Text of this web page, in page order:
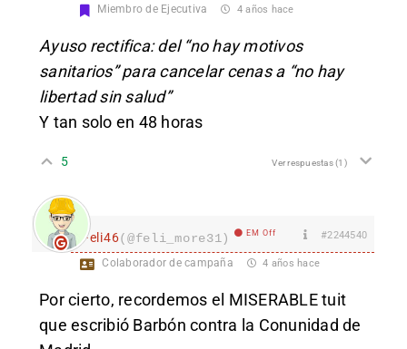
Miembro de Ejecutiva 4 años hace
Ayuso rectifica: del “no hay motivos
sanitarios” para cancelar cenas a “no hay
libertad sin salud”
Y tan solo en 48 horas
5 Ver respuestas(1)
Feli46(@feli_more31) EM Off #2244540
Colaborador de campaña 4 años hace
Por cierto, recordemos el MISERABLE tuit
que escribió Barbón contra la Conunidad de